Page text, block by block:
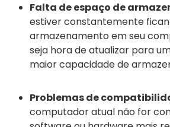
Falta de espaço de
estiver constantemente
armazenamento em seu
seja hora de atualizar para
maior capacidade de
Problemas de
computador atual não for